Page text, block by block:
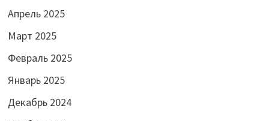
Апрель 2025
Март 2025
Февраль 2025
Январь 2025
Декабрь 2024